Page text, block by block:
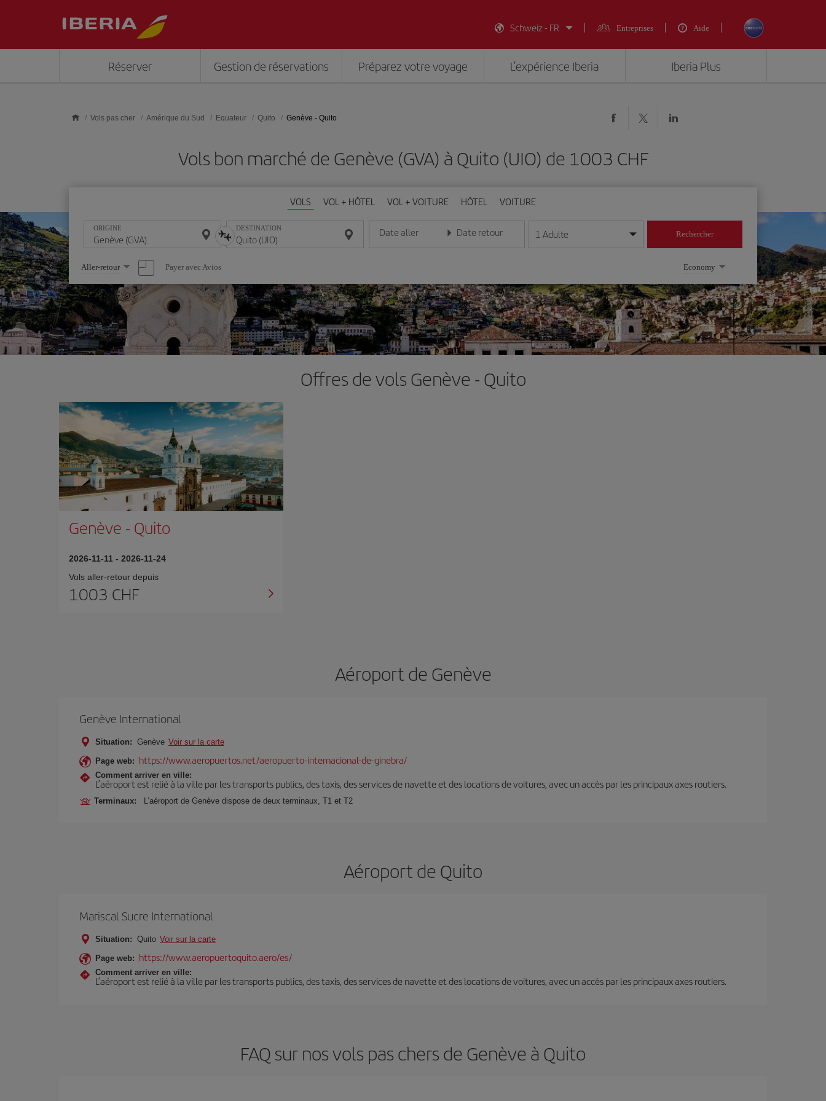
Schweiz - FR
Entreprises Aide
Réserver Gestion de réservations Préparez votre voyage L’expérience Iberia Iberia Plus
Vols pas cher Amérique du Sud Equateur Quito Genève - Quito
Vols bon marché de Genève (GVA) à Quito (UIO) de 1003 CHF
VOLS VOL + HÔTEL VOL + VOITURE HÔTEL VOITURE
ORIGINE DESTINATION Date aller
Entrez la date au format jour/mois/année
Date retour
Entrez la date au format jour/mois/année
1 Adulte Rechercher
Sélectionnez
une
option
Aller-retour Payer avec Avios Economy
Offres de vols Genève - Quito
Genève - Quito
2026-11-11 - 2026-11-24
Vols aller-retour depuis
1003 CHF
Aéroport de Genève
Genève International
Situation: Genève Voir sur la carte
Page web: https://www.aeropuertos.net/aeropuerto-internacional-de-ginebra/
Comment arriver en ville:
L’aéroport est relié à la ville par les transports publics, des taxis, des services de navette et des locations de voitures, avec un accès par les principaux axes routiers.
Terminaux: L’aéroport de Genève dispose de deux terminaux, T1 et T2
Aéroport de Quito
Mariscal Sucre International
Situation: Quito Voir sur la carte
Page web: https://www.aeropuertoquito.aero/es/
Comment arriver en ville:
L’aéroport est relié à la ville par les transports publics, des taxis, des services de navette et des locations de voitures, avec un accès par les principaux axes routiers.
FAQ sur nos vols pas chers de Genève à Quito